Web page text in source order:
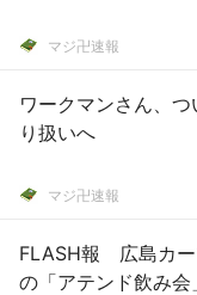
マジ卍速報
ワークマンさん、
り扱いへ
マジ卍速報
FLASH報 広島カー
の「アテンド飲み